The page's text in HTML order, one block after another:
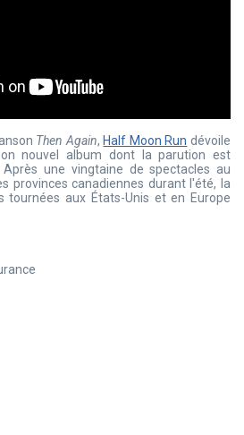
Then Again, Half Moon Run dévoile
nouvel album dont la parution est
une vingtaine de spectacles au
provinces canadiennes durant l'été, la
tournées aux États-Unis et en Europe